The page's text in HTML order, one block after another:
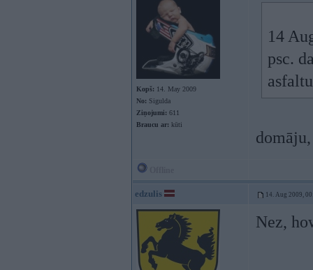
Kopš: 14. May 2009
No: Sigulda
Ziņojumi: 611
Braucu ar: kūti
14
psc.
edzulis 14. Aug 2009,
Nez,